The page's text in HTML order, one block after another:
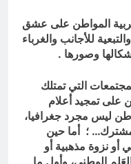
المواطن على عشق
للأجانب والغرباء
وصورها .
التي تمتلك
على تمجيد أعلام
ليس مجرد جغرافيا،
؛ أما حين
أو نزوة مذهبية أو